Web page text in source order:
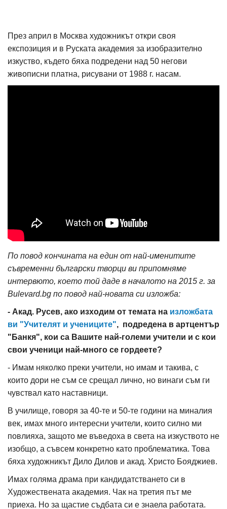
През април в Москва художникът откри своя
експозиция и в Руската академия за изобразително
изкуство, където бяха подредени над 50 негови
живописни платна, рисувани от 1988 г. насам.
По повод кончината на един от най-именитите
съвременни български творци ви припомняме
интервюто, което той даде в началото на 2015 г. за
Bulevard.bg по повод най-новата си изложба:
- Акад. Русев, ако изходим от темата на изложбата
ви "Учителят и учениците", подредена в артцентър
"Банкя", кои са Вашите най-големи учители и с кои
свои ученици най-много се гордеете?
- Имам няколко преки учители, но имам и такива, с
които дори не съм се срещал лично, но винаги съм ги
чувствал като наставници.
В училище, говоря за 40-те и 50-те години на миналия
век, имах много интересни учители, които силно ми
повлияха, защото ме въведоха в света на изкуството не
изобщо, а съвсем конкретно като проблематика. Това
бяха художникът Дило Дилов и акад. Христо Бояджиев.
Имах голяма драма при кандидатстването си в
Художествената академия. Чак на третия път ме
приеха. Но за щастие съдбата си е знаела работата.